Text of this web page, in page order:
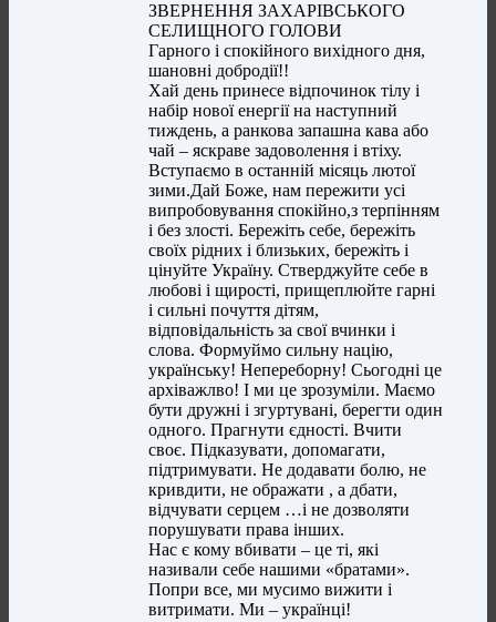
ЗВЕРНЕННЯ ЗАХАРІВСЬКОГО
СЕЛИЩНОГО ГОЛОВИ
Гарного і спокійного вихідного дня,
шановні добродії!!
Хай день принесе відпочинок тілу і
набір нової енергії на наступний
тиждень, а ранкова запашна кава або
чай – яскраве задоволення і втіху.
Вступаємо в останній місяць лютої
зими.Дай Боже, нам пережити усі
випробовування спокійно,з терпінням
і без злості. Бережіть себе, бережіть
своїх рідних і близьких, бережіть і
цінуйте Україну. Стверджуйте себе в
любові і щирості, прищеплюйте гарні
і сильні почуття дітям,
відповідальність за свої вчинки і
слова. Формуймо сильну націю,
українську! Непереборну! Сьогодні це
архіважлво! І ми це зрозуміли. Маємо
бути дружні і згуртувані, берегти один
одного. Прагнути єдності. Вчити
своє. Підказувати, допомагати,
підтримувати. Не додавати болю, не
кривдити, не ображати , а дбати,
відчувати серцем …і не дозволяти
порушувати права інших.
Нас є кому вбивати – це ті, які
називали себе нашими «братами».
Попри все, ми мусимо вижити і
витримати. Ми – українці!